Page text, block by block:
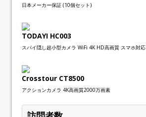
日本メーカー保証 (10個セット)
TODAYI HC003
スパイ隠し超小型カメラ WiFi 4K HD高画質 スマホ対応
Crosstour CT8500
アクションカメラ 4K高画質2000万画素